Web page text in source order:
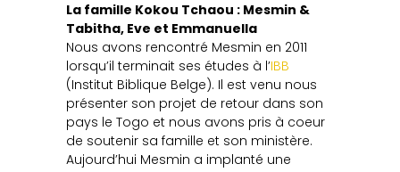
La famille Kokou Tchaou : Mesmin &
Tabitha, Eve et Emmanuella
Nous avons rencontré Mesmin en 2011
lorsqu’il terminait ses études à l’IBB
(Institut Biblique Belge). Il est venu nous
présenter son projet de retour dans son
pays le Togo et nous avons pris à coeur
de soutenir sa famille et son ministère.
Aujourd’hui Mesmin a implanté une